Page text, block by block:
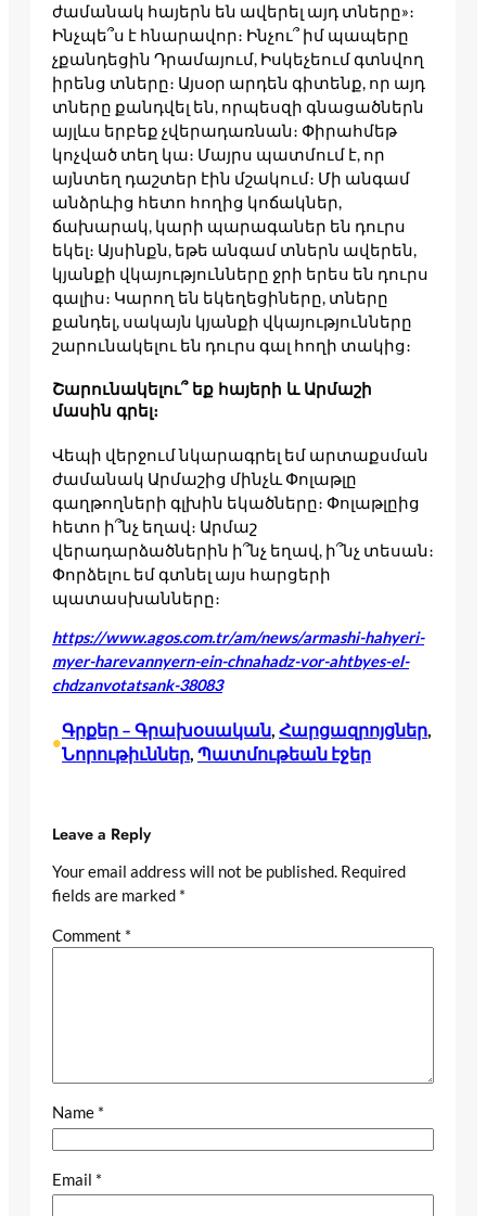
ժամանակ հայերն են ավերել այդ տները»։
Ինչպե՞ս է հնարավոր։ Ինչու՞ իմ պապերը
չքանդեցին Դրամայում, Իսկեչեում գտնվող
իրենց տները։ Այսօր արդեն գիտենք, որ այդ
տները քանդվել են, որպեսզի գնացածներն
այլևս երբեք չվերադառնան։ Փիրահմեթ
կոչված տեղ կա։ Մայրս պատմում է, որ
այնտեղ դաշտեր էին մշակում։ Մի անգամ
անձրևից հետո հողից կոճակներ,
ճախարակ, կարի պարագաներ են դուրս
եկել։ Այսինքն, եթե անգամ տներն ավերեն,
կյանքի վկայությունները ջրի երես են դուրս
գալիս։ Կարող են եկեղեցիները, տները
քանդել, սակայն կյանքի վկայությունները
շարունակելու են դուրս գալ հողի տակից։
Շարունակելու՞ եք հայերի և Արմաշի
մասին գրել։
Վեպի վերջում նկարագրել եմ արտաքսման
ժամանակ Արմաշից մինչև Փոլաթլը
գաղթողների գլխին եկածները։ Փոլաթլըից
հետո ի՞նչ եղավ։ Արմաշ
վերադարձածներին ի՞նչ եղավ, ի՞նչ տեսան։
Փորձելու եմ գտնել այս հարցերի
պատասխանները։
https://www.agos.com.tr/am/news/armashi-hahyeri-
myer-harevannyern-ein-chnahadz-vor-ahtbyes-el-
chdzanvotatsank-38083
•
Գրքեր – Գրախօսական Հարցազրոյցներ
Նորութիւններ Պատմութեան էջեր
Leave a Reply
Your email address will not be published. Required
fields are marked *
Comment *
Name *
Email *